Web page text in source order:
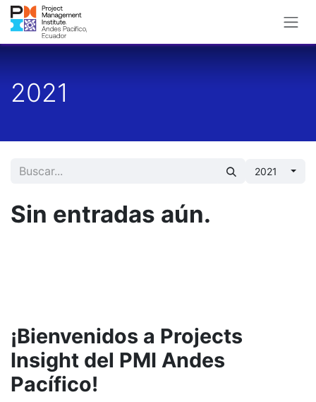
Ir al contenido
2021
2021
Sin entradas aún.
¡Bienvenidos a Projects
Insight del PMI Andes
Pacífico!